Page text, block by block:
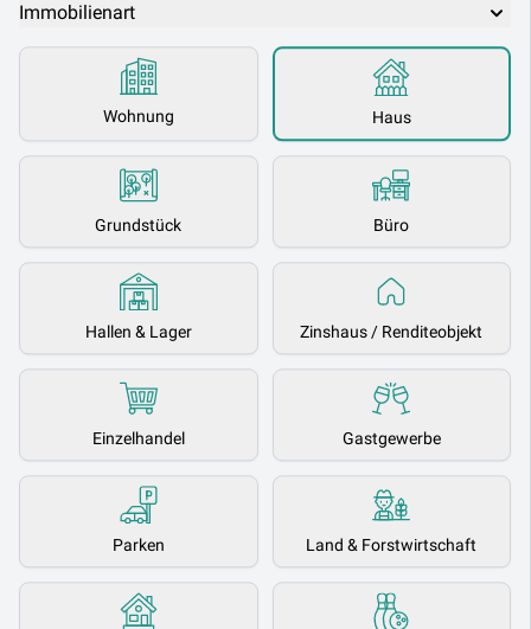
Immobilienart
Wohnung Haus
Grundstück Büro
Hallen & Lager Zinshaus / Renditeobjekt
Einzelhandel Gastgewerbe
Parken Land & Forstwirtschaft